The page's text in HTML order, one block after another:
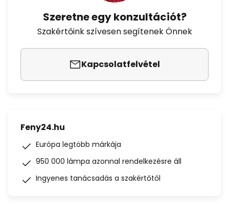
Szeretne egy konzultációt?
Szakértőink szívesen segítenek Önnek
Kapcsolatfelvétel
Feny24.hu
Európa legtöbb márkája
950 000 lámpa azonnal rendelkezésre áll
Ingyenes tanácsadás a szakértőtől